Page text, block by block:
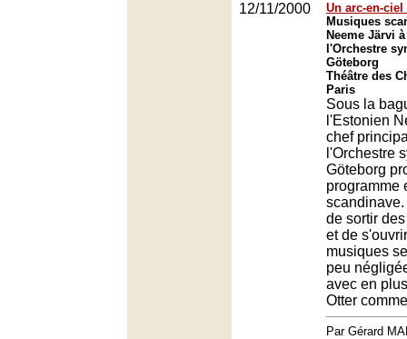
12/11/2000
Un arc-en-
Musiques
Neeme Järvi
l'Orchestre
Göteborg
Théâtre des
Paris
Sous la
l'Estonien
chef
l'Orchestre
Göteborg
programme
de sortir
et de
musiques
peu
avec en
Otter
Par Gérard